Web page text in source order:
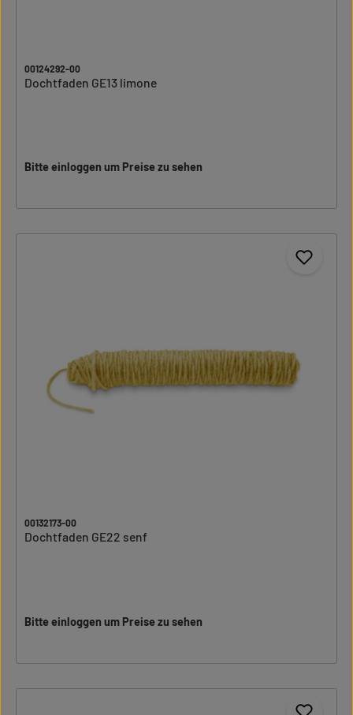
00124292-00
Dochtfaden GE13 limone
Bitte einloggen um Preise zu sehen
00132173-00
Dochtfaden GE22 senf
Bitte einloggen um Preise zu sehen